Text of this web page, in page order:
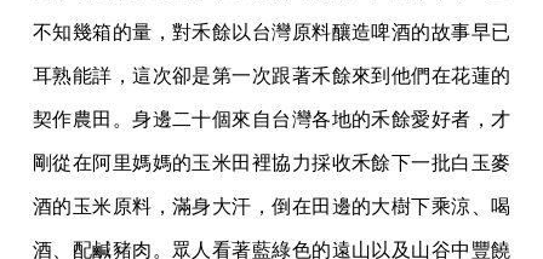
不知幾箱的量，對禾餘以台灣原料釀造啤酒的故事早已
耳熟能詳，這次卻是第一次跟著禾餘來到他們在花蓮的
契作農田。身邊二十個來自台灣各地的禾餘愛好者，才
剛從在阿里媽媽的玉米田裡協力採收禾餘下一批白玉麥
酒的玉米原料，滿身大汗，倒在田邊的大樹下乘涼、喝
酒、配鹹豬肉。眾人看著藍綠色的遠山以及山谷中豐饒